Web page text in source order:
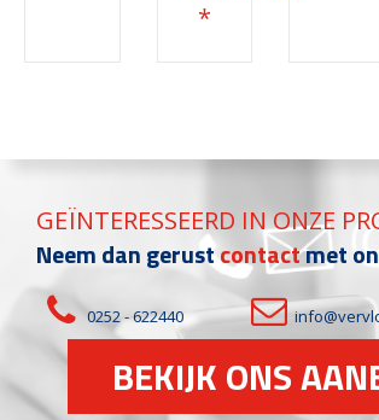
GEÏNTERESSEERD IN ONZE
Neem dan gerustcontactmet
0252 - 622440
BEKIJK ONS